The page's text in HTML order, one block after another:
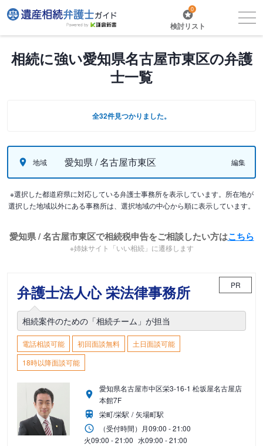
0
検討リスト
相続に強い愛知県名古屋市東区の弁護
士一覧
全32件見つかりました。
地域 愛知県 / 名古屋市東区 編集
※選択した都道府県に対応している弁護士事務所を表示しています。所在地が
選択した地域以外にある事務所は、選択地域の中心から順に表示しています。
愛知県 / 名古屋市東区で相続税申告をご相談したい方はこちら
※姉妹サイト「いい相続」に遷移します
弁護士法人心 栄法律事務所 PR
相続案件のための「相続チーム」が担当
電話相談可能 初回面談無料
土日面談可能
18時以降面談可能
愛知県名古屋市中区栄3-16-1 松坂屋名古屋店
本館7F
栄町/栄駅
矢場町駅
（受付時間） 月09:00 - 21:00
火09:00 - 21:00 水09:00 - 21:00